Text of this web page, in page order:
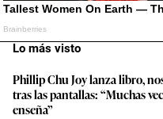
Lo más visto
Phillip Chu Joy lanza libro,
tras las pantallas: “Muchas
enseña”